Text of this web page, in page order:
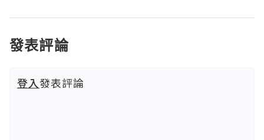
發表評論
登入發表評論